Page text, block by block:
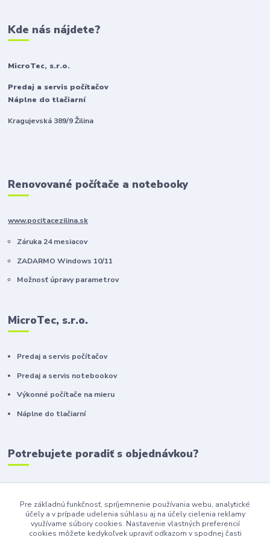
Kde nás nájdete?
MicroTec, s.r.o.
Predaj a servis počítačov
Náplne do tlačiarní
Kragujevská 389/9 Žilina
Renovované počítače a notebooky
www.pocitacezilina.sk
Záruka 24 mesiacov
ZADARMO Windows 10/11
Možnosť úpravy parametrov
MicroTec, s.r.o.
Predaj a servis počítačov
Predaj a servis notebookov
Výkonné počítače na mieru
Náplne do tlačiarní
Potrebujete poradiť s objednávkou?
(Po-Pia, 10-16 hod.)
info@toneryzilina.sk
Pre základnú funkčnosť, spríjemnenie používania webu, analytické
účely a v prípade udelenia súhlasu aj na účely cielenia reklamy
využívame súbory cookies. Nastavenie vlastných preferencií
cookies môžete kedykoľvek upraviť odkazom v spodnej časti